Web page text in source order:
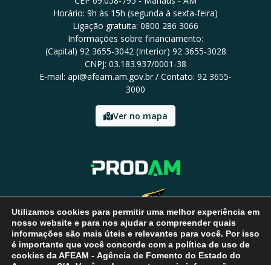
Horário: 9h às 15h (segunda à sexta-feira)
Ligação gratuita: 0800 286 3066
Informações sobre financiamento:
(Capital) 92 3655-3042 (Interior) 92 3655-3028
CNPJ: 03.183.937/0001-38
E-mail: api@afeam.am.gov.br / Contato: 92 3655-
3000
Ver no mapa
Utilizamos cookies para permitir uma melhor experiência em
nosso website e para nos ajudar a compreender quais
informações são mais úteis e relevantes para você. Por isso
é importante que você concorde com a política de uso de
cookies da AFEAM - Agência de Fomento do Estado do